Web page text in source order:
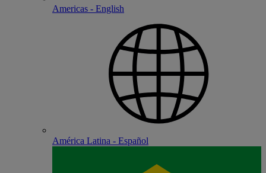
Americas - English
América Latina - Español